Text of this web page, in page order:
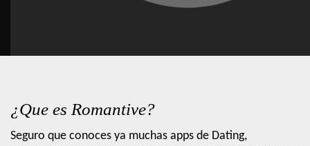
¿Que es Romantive?
Seguro que conoces ya muchas apps de Dating,